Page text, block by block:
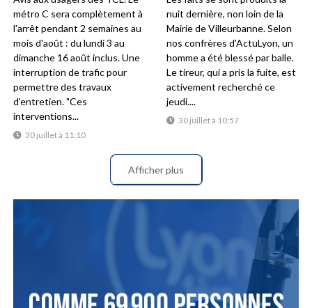
30 juillet à 11:10
métro C sera complètement à
l'arrêt pendant 2 semaines au
mois d'août : du lundi 3 au
dimanche 16 août inclus. Une
interruption de trafic pour
permettre des travaux
d'entretien. "Ces
interventions...
30 juillet à 10:57
nuit dernière, non loin de la
Mairie de Villeurbanne. Selon
nos confrères d'ActuLyon, un
homme a été blessé par balle.
Le tireur, qui a pris la fuite, est
activement recherché ce
jeudi....
Afficher plus